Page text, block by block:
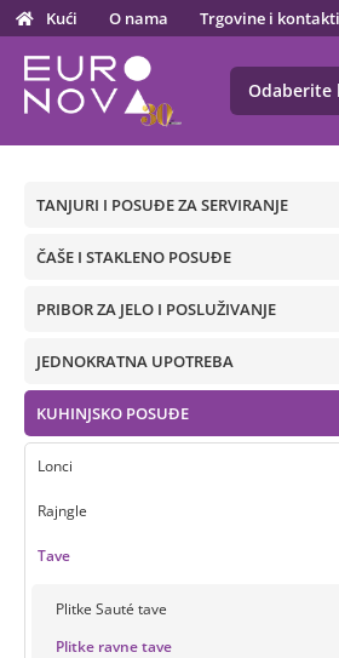
Kući O nama Trgovine i kontakti
Odaberite
TANJURI I POSUĐE ZA SERVIRANJE
ČAŠE I STAKLENO POSUĐE
PRIBOR ZA JELO I POSLUŽIVANJE
JEDNOKRATNA UPOTREBA
KUHINJSKO POSUĐE
Lonci
Rajngle
Tave
Plitke Sauté tave
Plitke ravne tave